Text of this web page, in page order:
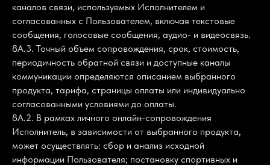
каналов связи, используемых Исполнителем и
согласованных с Пользователем, включая текстовые
сообщения, голосовые сообщения, аудио- и видеосвязь.
8А.3. Точный объем сопровождения, срок, стоимость,
периодичность обратной связи и доступные каналы
коммуникации определяются описанием выбранного
продукта, тарифа, страницы оплаты или индивидуально
согласованными условиями до оплаты.
8А.2. В рамках личного онлайн-сопровождения
Исполнитель, в зависимости от выбранного продукта,
может осуществлять: сбор и анализ исходной
информации Пользователя; постановку спортивных и